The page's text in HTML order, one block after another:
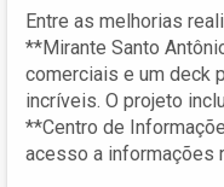
Entre as melhorias
**Mirante Santo
comerciais e um deck
incríveis. O projeto
**Centro de
acesso a informações